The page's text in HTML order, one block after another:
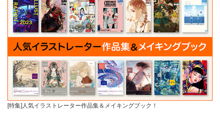
[特集]人気イラストレーター作品集＆メイキングブック！